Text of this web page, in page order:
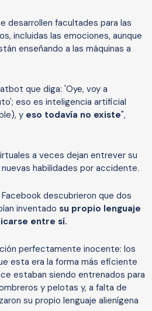
desarrollen facultades para las
incluidas las emociones, aunque
enseñando a las máquinas a
que diga: 'Oye, voy a
eso es inteligencia artificial
y eso todavía no existe",
a veces dejan entrever su
habilidades por accidente.
descubrieron que dos
inventado su propio lenguaje
entre sí.
perfectamente inocente: los
esta era la forma más eficiente
estaban siendo entrenados para
y pelotas y, a falta de
su propio lenguaje alienígena